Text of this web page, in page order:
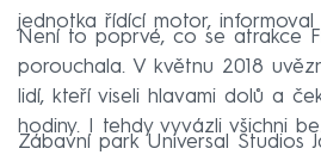
jednotka řídící motor, informoval
Není to poprvé, co se atrakce
porouchala. V květnu 2018
lidí, kteří viseli hlavami dolů a
hodiny. I tehdy vyvázli všichni
Zábavní park Universal Studios